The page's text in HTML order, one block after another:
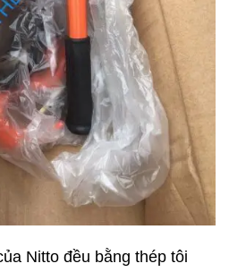
Nitto đều bằng thép tôi